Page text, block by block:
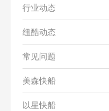
行业动态
纽酷动态
常见问题
美森快船
以星快船